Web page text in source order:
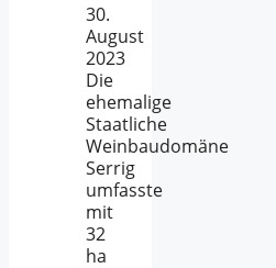
30.
August
2023
Die
ehemalige
Staatliche
Weinbaudomäne
Serrig
umfasste
mit
32
ha